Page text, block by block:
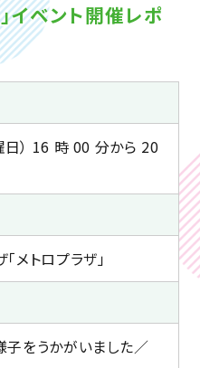
イベント開催レポ
） 16 時 00 分から 20
メトロプラザ」
をうかがいました／